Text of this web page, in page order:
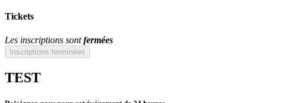
Tickets
Les inscriptions sontfermées
Inscriptions terminées
TEST